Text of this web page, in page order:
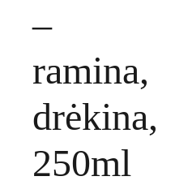
–
ramina,
drėkina,
250ml